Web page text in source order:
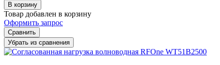
В корзину
Товар добавлен в корзину
Оформить запрос
Сравнить
Убрать из сравнения